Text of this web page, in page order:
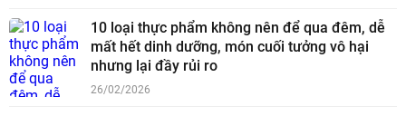
10 loại thực phẩm không nên để qua đêm, dễ
mất hết dinh dưỡng, món cuối tưởng vô hại
nhưng lại đầy rủi ro
26/02/2026